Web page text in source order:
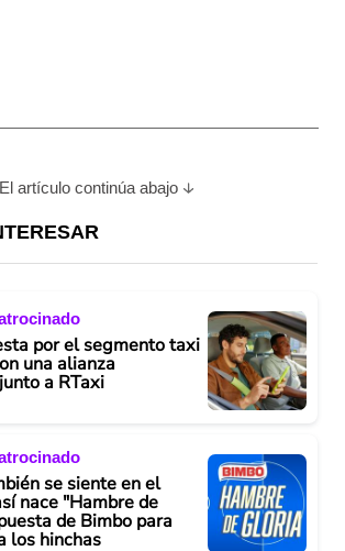
El artículo continúa abajo
por el segmento taxi
una alianza
a RTaxi
se siente en el
nace "Hambre de
de Bimbo para
los hinchas